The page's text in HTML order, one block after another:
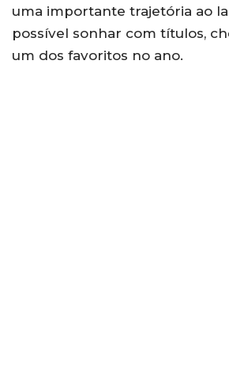
uma importante trajetória ao
possível sonhar com títulos,
um dos favoritos no ano.